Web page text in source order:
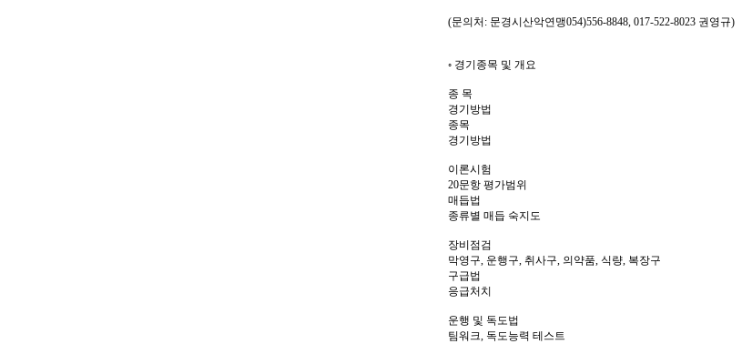
(문의처: 문경시산악연맹054)556-8848, 017-522-8023 권영규)
◦ 경기종목 및 개요
종 목
경기방법
종목
경기방법
이론시험
20문항 평가범위
매듭법
종류별 매듭 숙지도
장비점검
막영구, 운행구, 취사구, 의약품, 식량, 복장구
구급법
응급처치
운행 및 독도법
팀워크, 독도능력 테스트